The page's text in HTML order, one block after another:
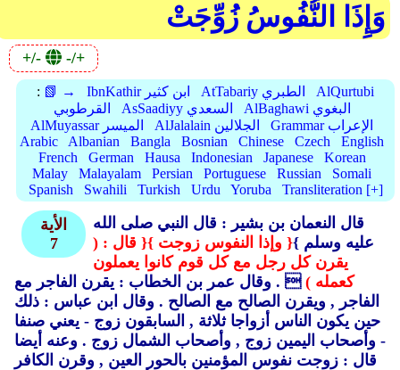
وَإِذَا النُّفُوسُ زُوِّجَتْ
+/- -/+
: 📗 → IbnKathir ابن كثير AtTabariy الطبري
AlQurtubi
القرطوبي
AsSaadiyy السعدي
AlBaghawi البغوي
AlMuyassar الميسر
AlJalalain الجلالين
Grammar الإعراب
Arabic
Albanian Bangla Bosnian Chinese Czech
English
French
German Hausa Indonesian Japanese
Korean
Malay
Malayalam Persian Portuguese Russian
Somali
Spanish
Swahili Turkish Urdu Yoruba Transliteration [+]
الأية
7
قال النعمان بن بشير : قال النبي صلى الله
عليه وسلم }{ وإذا النفوس زوجت }{ قال : (
يقرن كل رجل مع كل قوم كانوا يعملون
كعمله )  . وقال عمر بن الخطاب : يقرن الفاجر مع
الفاجر , ويقرن الصالح مع الصالح . وقال ابن عباس : ذلك
حين يكون الناس أزواجا ثلاثة , السابقون زوج - يعني صنفا
- وأصحاب اليمين زوج , وأصحاب الشمال زوج . وعنه أيضا
قال : زوجت نفوس المؤمنين بالحور العين , وقرن الكافر